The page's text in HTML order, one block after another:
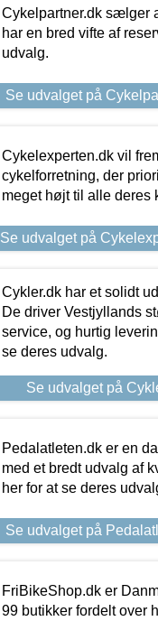
Cykelpartner.dk sælger
har en bred vifte af
udvalg.
Se udvalget på
Cykelexperten.dk vil
cykelforretning, der
meget højt til alle deres
Se udvalget på
Cykler.dk har et solidt
De driver Vestjyllands
service, og hurtig
se deres udvalg.
Se udvalget på
Pedalatleten.dk er en
med et bredt udvalg af
her for at se deres
Se udvalget på
FriBikeShop.dk er
99 butikker fordelt over